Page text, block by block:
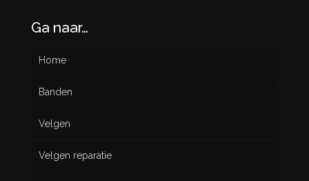
Ga naar…
Home
Banden
Nieuw
Gebruikt
Velgen
Velgen reparatie